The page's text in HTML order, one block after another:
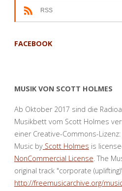
RSS
FACEBOOK
MUSIK VON SCOTT HOLMES
Ab Oktober 2017 sind die
Musikbett vom Scott Holmes
einer Creative-Commons-
Music byScott Holmes is
NonCommercial License. The
original track "corporate
http://freemusicarchive.org/